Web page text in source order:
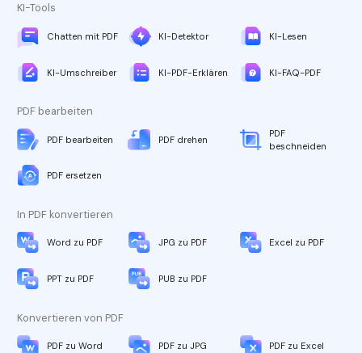
KI-Tools
Chatten mit PDF KI-Detektor KI-Lesen
KI-Umschreiber KI-PDF-Erklären KI-FAQ-PDF
PDF bearbeiten
PDF bearbeiten PDF drehen
PDF
beschneiden
PDF ersetzen
In PDF konvertieren
Word zu PDF JPG zu PDF Excel zu PDF
PPT zu PDF PUB zu PDF
Konvertieren von PDF
PDF zu Word PDF zu JPG PDF zu Excel